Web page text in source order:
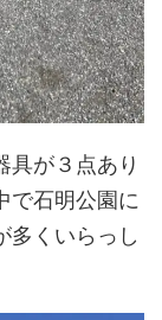
具が３点あり
で石明公園に
多くいらっし